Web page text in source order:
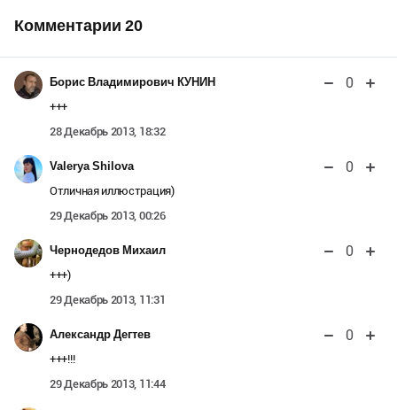
Комментарии 20
Борис Владимирович КУНИН 0
+++
28 Декабрь 2013, 18:32
Valerya Shilova 0
Отличная иллюстрация)
29 Декабрь 2013, 00:26
Чернодедов Михаил 0
+++)
29 Декабрь 2013, 11:31
Александр Дегтев 0
+++!!!
29 Декабрь 2013, 11:44